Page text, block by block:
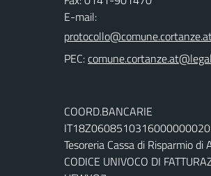
E-mail:
PEC:
COORD.BANCARIE
Tesoreria Cassa di Risparmio di
CODICE UNIVOCO DI